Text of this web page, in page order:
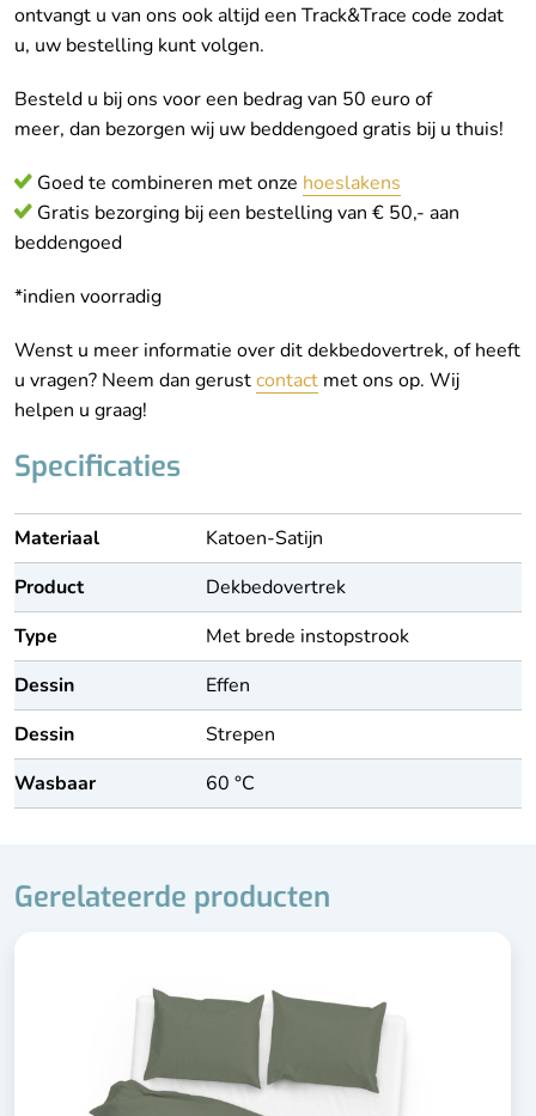
ontvangt u van ons ook altijd een Track&Trace code zodat
u, uw bestelling kunt volgen.
Besteld u bij ons voor een bedrag van 50 euro of
meer, dan bezorgen wij uw beddengoed gratis bij u thuis!
Goed te combineren met onze hoeslakens
Gratis bezorging bij een bestelling van € 50,- aan
beddengoed
*indien voorradig
Wenst u meer informatie over dit dekbedovertrek, of heeft
u vragen? Neem dan gerustcontact met ons op. Wij
helpen u graag!
Specificaties
Materiaal
Katoen-Satijn
Product
Dekbedovertrek
Type
Met brede instopstrook
Dessin
Effen
Dessin
Strepen
Wasbaar
60 °C
Gerelateerde producten
Extra lange instopstrook